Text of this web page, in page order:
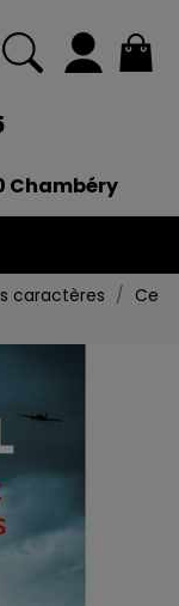
Chambéry
caractères
Ce